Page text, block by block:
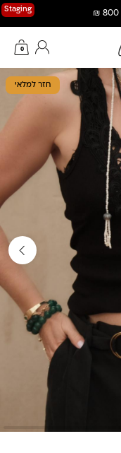
Staging
0
החשבון שלי
חזר למלאי